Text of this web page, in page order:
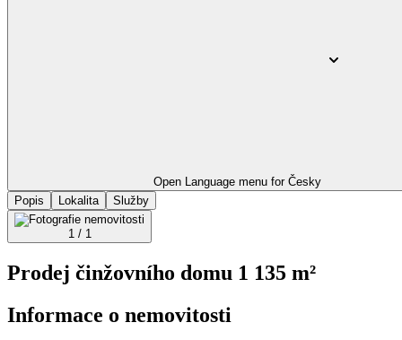
Open Language menu for Česky
Popis
Lokalita Služby
1 / 1
Prodej činžovního domu 1 135 m²
Informace o nemovitosti